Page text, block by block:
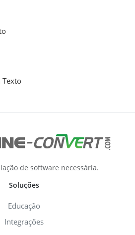
Texto
de software necessária.
Soluções
Educação
Integrações